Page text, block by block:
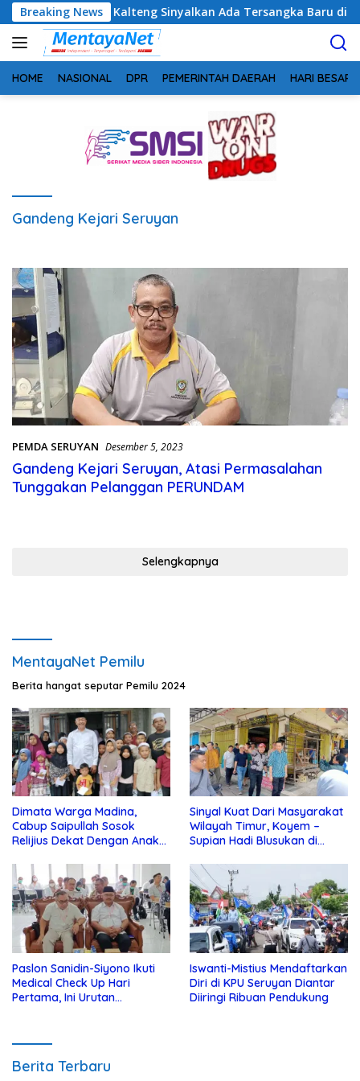
Langsung
ke
konten
Breaking News
Kejati Kalteng Sinyalkan Ada Tersangka Baru di Kasus
HOME NASIONAL DPR PEMERINTAH DAERAH HARI BESAR
Gandeng Kejari Seruyan
PEMDA SERUYAN Desember 5, 2023
Gandeng Kejari Seruyan, Atasi Permasalahan
Tunggakan Pelanggan PERUNDAM
Selengkapnya
MentayaNet Pemilu
Berita hangat seputar Pemilu 2024
Dimata Warga Madina,
Cabup Saipullah Sosok
Relijius Dekat Dengan Anak
Sinyal Kuat Dari Masyarakat
Wilayah Timur, Koyem –
Supian Hadi Blusukan di
Paslon Sanidin-Siyono Ikuti
Medical Check Up Hari
Pertama, Ini Urutan
Iswanti-Mistius Mendaftarkan
Diri di KPU Seruyan Diantar
Diiringi Ribuan Pendukung
Berita Terbaru